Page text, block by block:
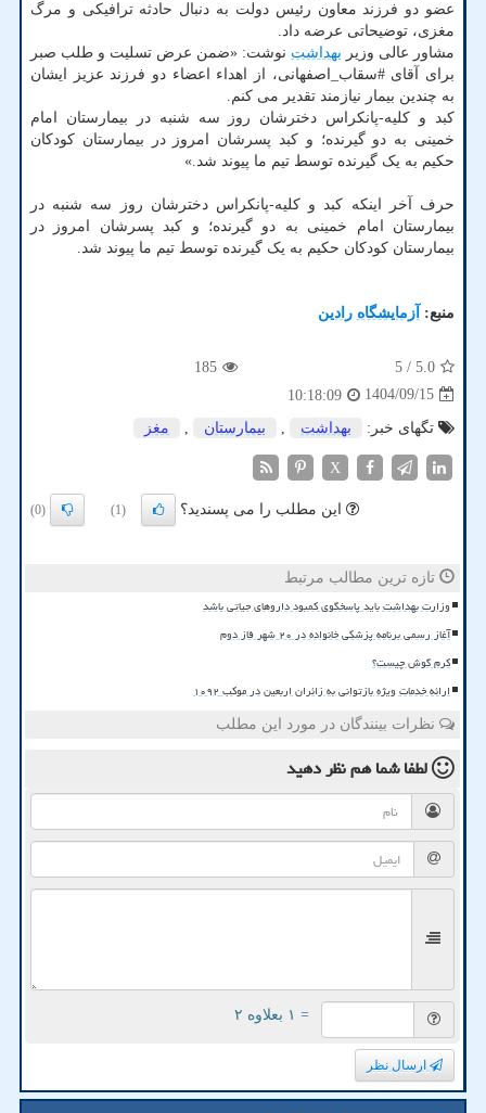
عضو دو فرزند معاون رئیس دولت به دنبال حادثه ترافیکی و مرگ
مغزی، توضیحاتی عرضه داد.
مشاور عالی وزیر بهداشت نوشت: «ضمن عرض تسلیت و طلب صبر
برای آقای #سقاب_اصفهانی، از اهداء اعضاء دو فرزند عزیز ایشان
به چندین بیمار نیازمند تقدیر می کنم.
کبد و کلیه-پانکراس دخترشان روز سه شنبه در بیمارستان امام
خمینی به دو گیرنده؛ و کبد پسرشان امروز در بیمارستان کودکان
حکیم به یک گیرنده توسط تیم ما پیوند شد.»
حرف آخر اینکه کبد و کلیه-پانکراس دخترشان روز سه شنبه در
بیمارستان امام خمینی به دو گیرنده؛ و کبد پسرشان امروز در
بیمارستان کودکان حکیم به یک گیرنده توسط تیم ما پیوند شد.
منبع: آزمایشگاه رادین
5.0
/ 5
185
1404/09/15
10:18:09
تگهای خبر:
بهداشت , بیمارستان , مغز
X
این مطلب را می پسندید؟ (1)
(0)
تازه ترین مطالب مرتبط
وزارت بهداشت باید پاسخگوی کمبود داروهای حیاتی باشد
آغاز رسمی برنامه پزشکی خانواده در ۲۰ شهر فاز دوم
کرم گوش چیست؟
ارائه خدمات ویژه بازتوانی به زائران اربعین در موکب ۱۰۹۲
نظرات بینندگان در مورد این مطلب
لطفا شما همنظر دهید
= ۱ بعلاوه ۲
ارسال نظر